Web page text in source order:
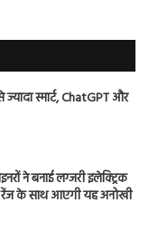
स्मार्ट, ChatGPT और
ने बनाई लग्जरी इलेक्ट्रिक
रेंज के साथ आएगी यह अनोखी